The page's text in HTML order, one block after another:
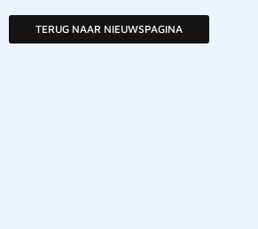
TERUG NAAR NIEUWSPAGINA